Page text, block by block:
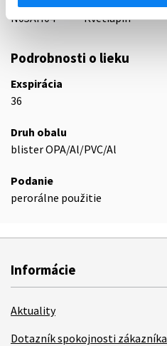
N05AH04
Kvetiapín
Podrobnosti o lieku
Exspirácia
36
Druh obalu
blister OPA/Al/PVC/Al
Podanie
perorálne použitie
Informácie
Aktuality
Dotazník spokojnosti zákazníka